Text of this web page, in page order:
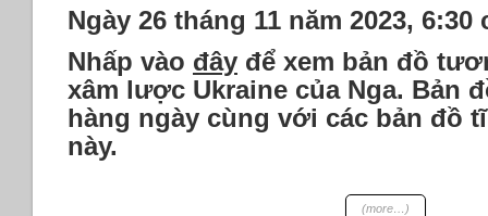
chở
dầu
liên
hệ
với
Israel.
Ngày 26 tháng 11 năm 2023,
Nhấp vào đây để xem bản đồ
xâm lược Ukraine của Nga. Bản
hàng ngày cùng với các bản đồ
này.
(more…)